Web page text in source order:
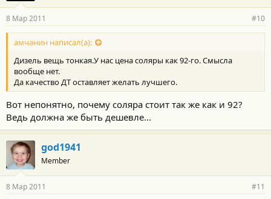
8 Мар 2011 #10
амчанин написал(а):
Дизель вещь тонкая.У нас цена соляры как 92-го. Смысла
вообще нет.
Да качество ДТ оставляет желать лучшего.
Вот непонятно, почему соляра стоит так же как и 92?
Ведь должна же быть дешевле...
god1941
Member
8 Мар 2011 #11